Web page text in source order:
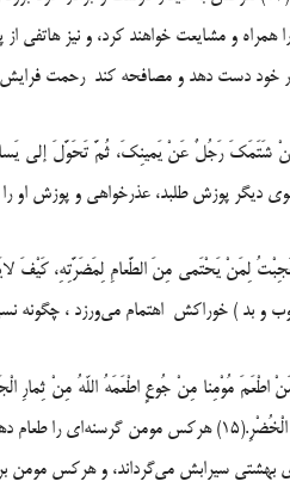
را همراه و مشایعت خواهند کرد، و نیز
خود دست دهد و مصافحه کند رحمت
دیگر پوزش طلبد، عذرخواهی و پوزش او را
بد ) خوراکش ‍ اهتمام می‌ورزد ، چگونه
مَنْ اطْعَمَ مُوْمِنا مِنْ جُوعٍ اطْعَمَهُ اللّهُ مِنْ
مُوْمِنا کَساهُ اللّهُ مِنَ الثّیابِ الْخُضْرِ.(15) هرکس
بهشتی سیرابش می‌گرداند، و هرکس مومن